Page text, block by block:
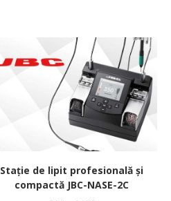
Stație de lipit profesională și
compactă JBC-NASE-2C